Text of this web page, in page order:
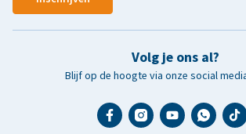
Volg je ons al?
Blijf op de hoogte via onze social